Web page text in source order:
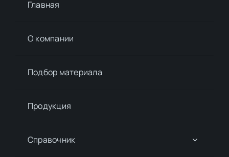
Главная
О компании
Подбор материалa
Продукция
Справочник